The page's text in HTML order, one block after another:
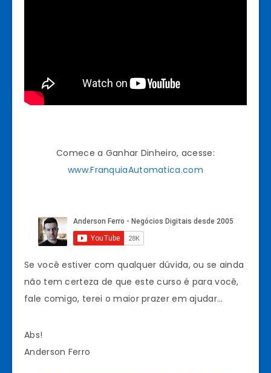
Comece a Ganhar Dinheiro, acesse:
www.FranquiaAutomatica.com
Se você estiver com qualquer dúvida, ou se ainda
não tem certeza de que este curso é para você,
fale comigo, terei o maior prazer em ajudar…
Abs!
Anderson Ferro